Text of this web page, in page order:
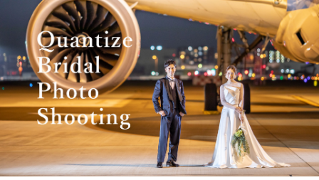
toggle